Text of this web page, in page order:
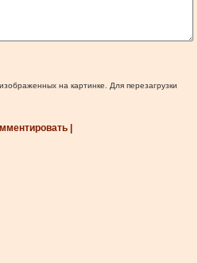
на картинке. Для перезагрузки
|